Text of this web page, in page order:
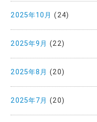
2025年10月 (24)
2025年9月 (22)
2025年8月 (20)
2025年7月 (20)